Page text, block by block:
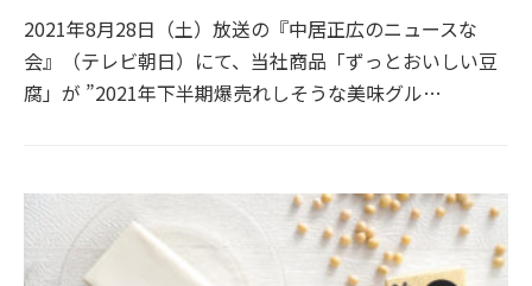
2021年8月28日（土）放送の『中居正広のニュースな
会』（テレビ朝日）にて、当社商品「ずっとおいしい豆
腐」が ”2021年下半期爆売れしそうな美味グル…